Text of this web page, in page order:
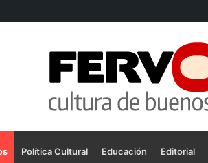
Política Cultural Educación Editorial